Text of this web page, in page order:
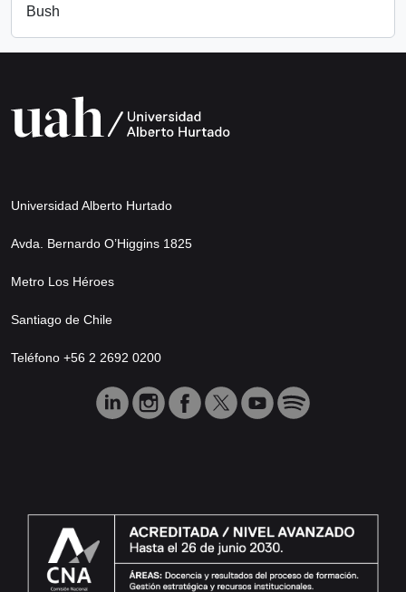
Bush
Universidad Alberto Hurtado
Avda. Bernardo O’Higgins 1825
Metro Los Héroes
Santiago de Chile
Teléfono +56 2 2692 0200